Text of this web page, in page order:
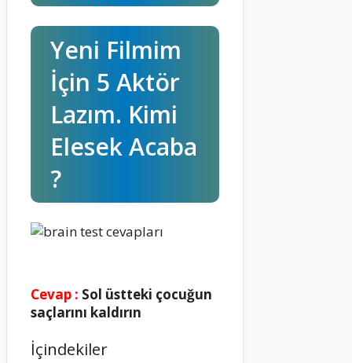
Yeni Filmim
İçin 5 Aktör
Lazım. Kimi
Elesek Acaba
?
Cevap : Sol üstteki çocuğun
saçlarını kaldırın
İçindekiler